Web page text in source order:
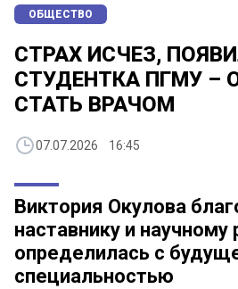
ОБЩЕСТВО
СТРАХ ИСЧЕЗ,
СТУДЕНТКА ПГМУ –
СТАТЬ ВРАЧОМ
07.07.2026 16:45
Виктория Окулова
наставнику и
определилась с
специальностью